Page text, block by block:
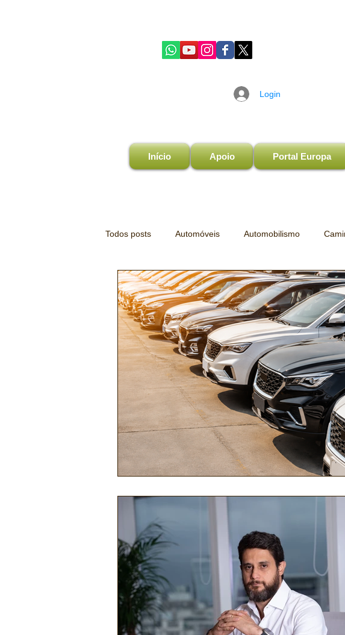
Login
Início Apoio Portal Europa
Todos posts Automóveis Automobilismo
Náutica Turismo Lazer Transporte
Mecânica e Peças Segurança Testes e
Ônibus Energia Tecnologia Financeiro
Reportagem Virtual / Jogos Exclusiva
Hobby Quadrículos